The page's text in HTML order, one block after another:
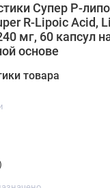
преимуществ
организм от
Супер Р-
R-Lipoic Acid,
мг, 60 капсул
основе
товара